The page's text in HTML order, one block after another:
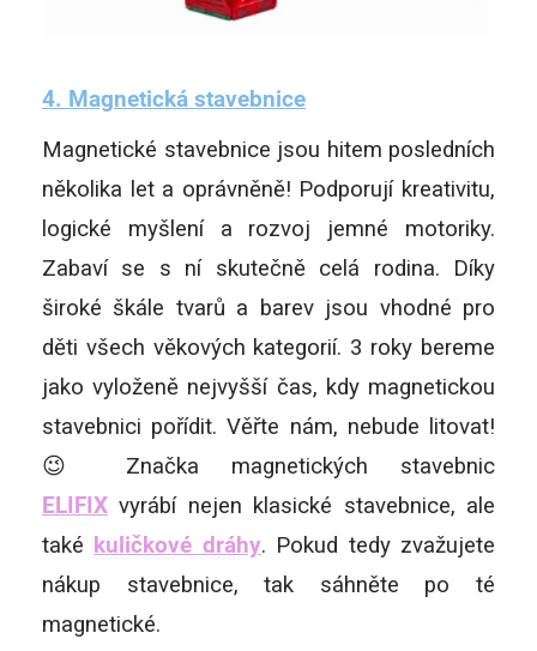
4. Magnetická stavebnice
Magnetické stavebnice jsou hitem posledních
několika let a oprávněně! Podporují kreativitu,
logické myšlení a rozvoj jemné motoriky.
Zabaví se s ní skutečně celá rodina. Díky
široké škále tvarů a barev jsou vhodné pro
děti všech věkových kategorií. 3 roky bereme
jako vyloženě nejvyšší čas, kdy magnetickou
stavebnici pořídit. Věřte nám, nebude litovat!
😉 Značka magnetických stavebnic
ELIFIX vyrábí nejen klasické stavebnice, ale
také kuličkové dráhy. Pokud tedy zvažujete
nákup stavebnice, tak sáhněte po té
magnetické.